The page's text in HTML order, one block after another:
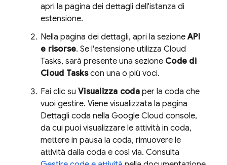
apri la pagina dei dettagli dell'istanza di
estensione.
Nella pagina dei dettagli, apri la sezioneAPI
e risorse. Se l'estensione utilizza Cloud
Tasks, sarà presente una sezione Code di
Cloud Taskscon una o più voci.
Fai clic su Visualizza codaper la coda che
vuoi gestire. Viene visualizzata la pagina
Dettagli coda nella Google Cloud console,
da cui puoi visualizzare le attività in coda,
mettere in pausa la coda, rimuovere le
attività dalla coda e così via. Consulta